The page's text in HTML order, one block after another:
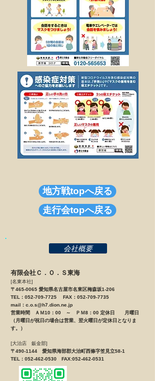
地方戦topへ戻る
走行会topへ戻る
会社概要
有限会社Ｃ．Ｏ．Ｓ東海
[名東本社]
〒465-0065 愛知県名古屋市名東区梅森坂1-206
TEL：052-709-7725 FAX：052-709-7735
mail： c.o.s@h7.dion.ne.jp
営業時間 ＡＭ10：00 ～ ＰＭ8：00 定休日 月曜日
（月曜日が祝日の場合は営業、翌火曜日が定休日となりま
す。）
[大治店 鈑金部]
〒490-1144 愛知県海部郡大治町西條字笠見立58-1
TEL：052-462-0530 FAX:052-462-0531